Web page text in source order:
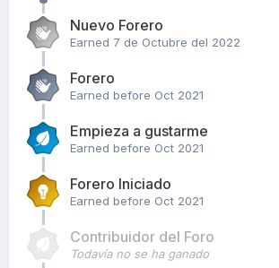
Nuevo Forero
Earned 7 de Octubre del 2022
Forero
Earned before Oct 2021
Empieza a gustarme
Earned before Oct 2021
Forero Iniciado
Earned before Oct 2021
Contribuidor del Foro
Todavía no se ha ganado